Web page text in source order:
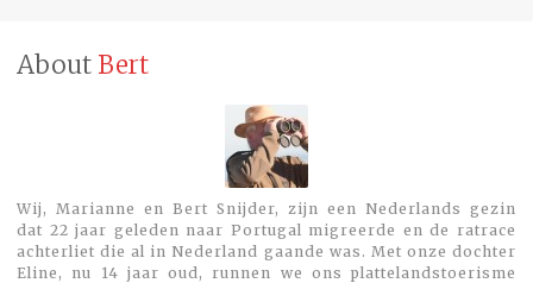
About Bert
Wij, Marianne en Bert Snijder, zijn een Nederlands gezin
dat 22 jaar geleden naar Portugal migreerde en de ratrace
achterliet die al in Nederland gaande was. Met onze dochter
Eline, nu 14 jaar oud, runnen we ons plattelandstoerisme